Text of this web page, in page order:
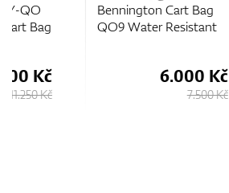
Bennington Cart Bag
QO9 Water Resistant